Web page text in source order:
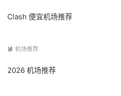
Clash 便宜机场推荐
 机场推荐
2026 机场推荐